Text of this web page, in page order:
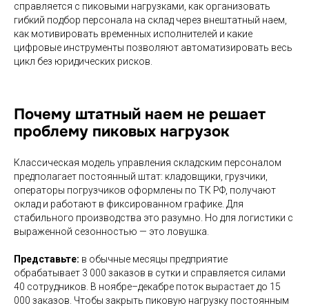
справляется с пиковыми нагрузками, как организовать
гибкий подбор персонала на склад через внештатный наем,
как мотивировать временных исполнителей и какие
цифровые инструменты позволяют автоматизировать весь
цикл без юридических рисков.
Почему штатный наем не решает
проблему пиковых нагрузок
Классическая модель управления складским персоналом
предполагает постоянный штат: кладовщики, грузчики,
операторы погрузчиков оформлены по ТК РФ, получают
оклад и работают в фиксированном графике. Для
стабильного производства это разумно. Но для логистики с
выраженной сезонностью — это ловушка.
Представьте: в обычные месяцы предприятие
обрабатывает 3 000 заказов в сутки и справляется силами
40 сотрудников. В ноябре–декабре поток вырастает до 15
000 заказов. Чтобы закрыть пиковую нагрузку постоянным